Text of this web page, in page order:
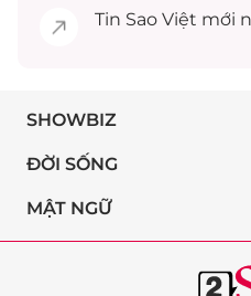
Tin Sao Việt mới
SHOWBIZ
ĐỜI SỐNG
MẬT NGỮ